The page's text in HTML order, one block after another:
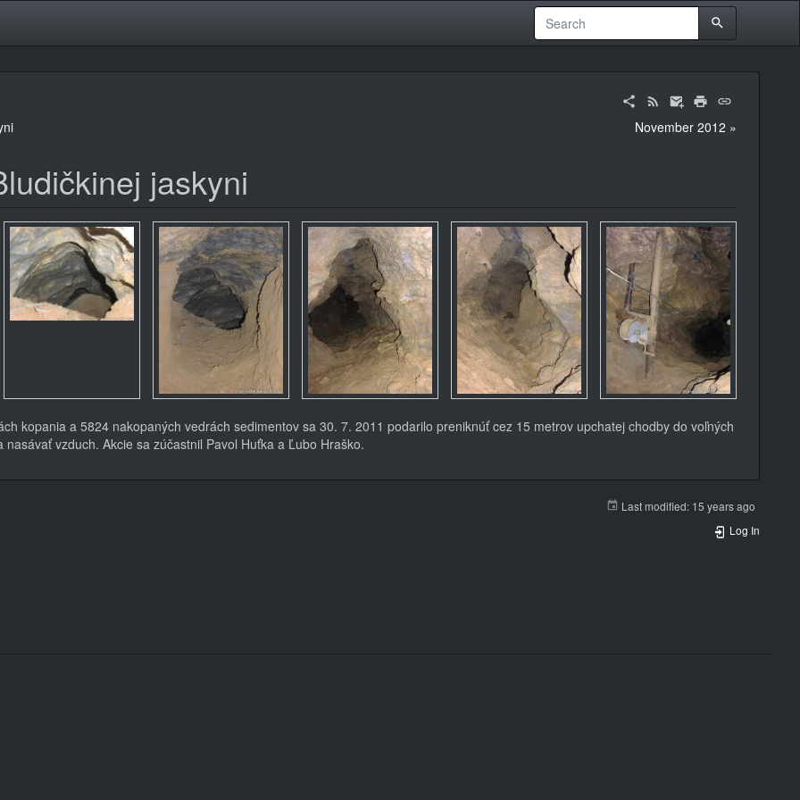
November 2012 »
jaskyni
kopania a 5824 nakopaných vedrách sedimentov sa 30. 7. 2011 podarilo preniknúť cez 15 metrov upchatej chodby do voľných
nasávať vzduch. Akcie sa zúčastnil Pavol Huťka a Ľubo Hraško.
Last modified: 15 years ago
Log In